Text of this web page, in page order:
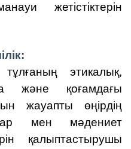
жетістіктерін
этикалық,
және қоғамдағы
жауапты өңірдің
мен мәдениет
қалыптастырушы